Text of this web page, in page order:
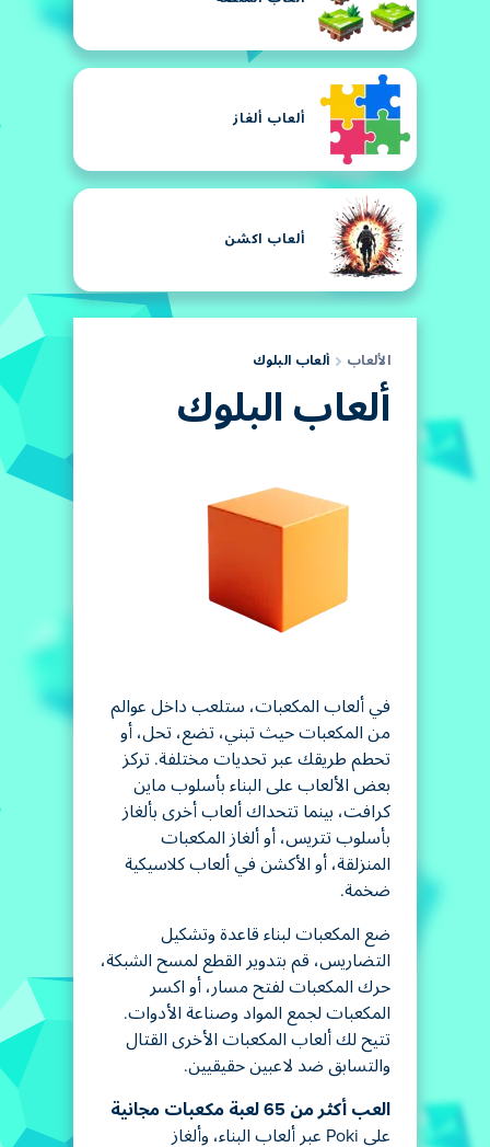
ألعاب ألغاز
ألعاب اكشن
الألعاب ألعاب البلوك
ألعاب البلوك
في ألعاب المكعبات، ستلعب داخل عوالم
من المكعبات حيث تبني، تضع، تحل، أو
تحطم طريقك عبر تحديات مختلفة. تركز
بعض الألعاب على البناء بأسلوب ماين
كرافت، بينما تتحداك ألعاب أخرى بألغاز
بأسلوب تتريس، أو ألغاز المكعبات
المنزلقة، أو الأكشن في ألعاب كلاسيكية
ضخمة.
ضع المكعبات لبناء قاعدة وتشكيل
التضاريس، قم بتدوير القطع لمسح الشبكة،
حرك المكعبات لفتح مسار، أو اكسر
المكعبات لجمع المواد وصناعة الأدوات.
تتيح لك ألعاب المكعبات الأخرى القتال
والتسابق ضد لاعبين حقيقيين.
العب أكثر من 65 لعبة مكعبات مجانية
على Poki عبر ألعاب البناء، وألغاز